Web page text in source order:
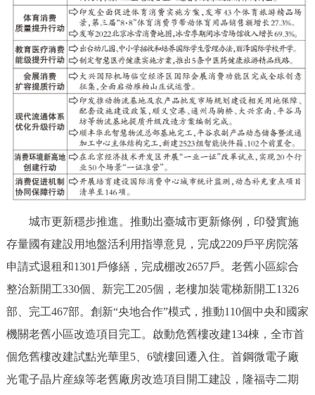
城市更新穩步推進。推動出臺城市更新條例，印發實施
存量國有建設用地盤活利用指導意見，完成2209戶平房院落
申請式退租和1301戶修繕，完成棚改2657戶。老舊小區綜合
整治新開工330個、新完工205個，老樓加裝電梯新開工1326
部、完工467部。創新“央地合作”模式，推動110個中央和國家
機關老舊小區改造項目完工。啟動危舊樓改建134棟，全市首
個危舊樓改建試點光華里5、6號樓回遷入住。首鋼微電子廠
光電子晶片産線等老舊廠房改造項目開工建設，隆福寺二期